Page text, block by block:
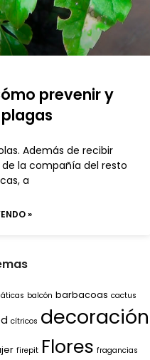
prevenir y
Además de recibir
la compañía del resto
a
»
balcón barbacoas cactus
cítricos decoración
firepit Flores fragancias